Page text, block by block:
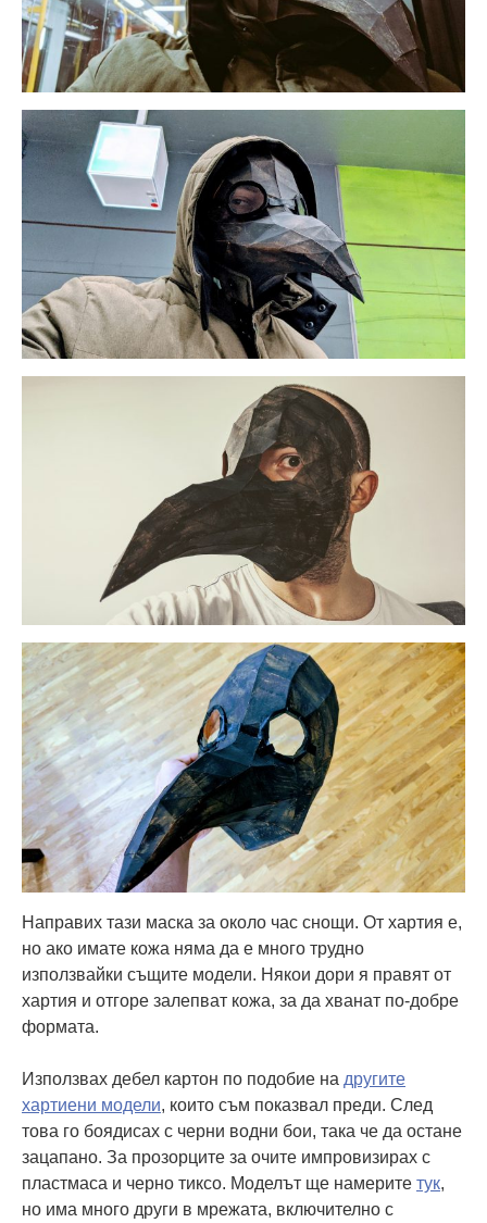
Направих тази маска за около час снощи. От хартия е,
но ако имате кожа няма да е много трудно
използвайки същите модели. Някои дори я правят от
хартия и отгоре залепват кожа, за да хванат по-добре
формата.
Използвах дебел картон по подобие на другите
хартиени модели, които съм показвал преди. След
това го боядисах с черни водни бои, така че да остане
зацапано. За прозорците за очите импровизирах с
пластмаса и черно тиксо. Моделът ще намерите тук,
но има много други в мрежата, включително с